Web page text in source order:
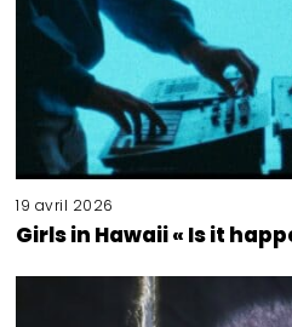
19 avril 2026
Girls in Hawaii « Is it